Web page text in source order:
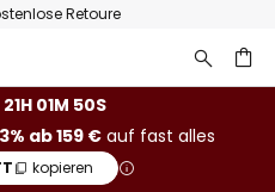
Retoure
21H 01M 49S
ab 159 €auf fast alles
kopieren